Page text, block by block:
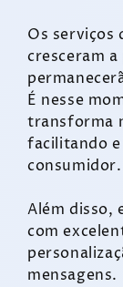
Os serviços
cresceram
É nesse
transforma
facilitando
consumidor.
Além disso,
com
mensagens.